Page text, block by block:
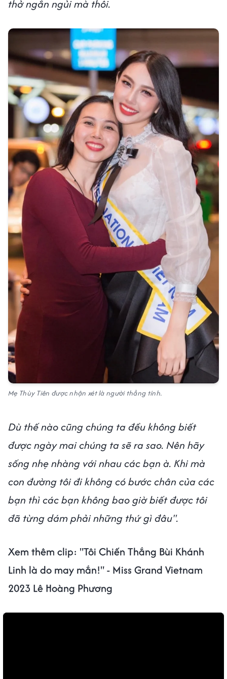
thở ngắn ngủi mà thôi.
Mẹ Thùy Tiên được nhận xét là người thẳng tính.
Dù thế nào cũng chúng ta đều không biết
được ngày mai chúng ta sẽ ra sao. Nên hãy
sống nhẹ nhàng với nhau các bạn à. Khi mà
con đường tôi đi không có bước chân của các
bạn thì các bạn không bao giờ biết được tôi
đã từng dám phải những thứ gì đâu".
Xem thêm clip: "Tôi Chiến Thắng Bùi Khánh
Linh là do may mắn!" - Miss Grand Vietnam
2023 Lê Hoàng Phương